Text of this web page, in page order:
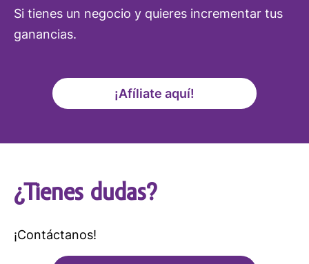
Si tienes un negocio y quieres incrementar tus
ganancias.
¡Afíliate aquí!
¿Tienes dudas?
¡Contáctanos!